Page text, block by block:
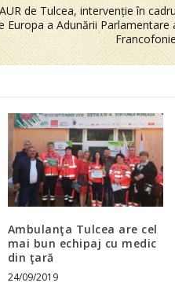
de Tulcea, intervenție în
Europa a Adunării Parlamentare
Ambulanţa Tulcea are cel
mai bun echipaj cu medic
din ţară
24/09/2019